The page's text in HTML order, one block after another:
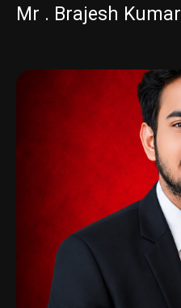
Mr . Brajesh Kumar